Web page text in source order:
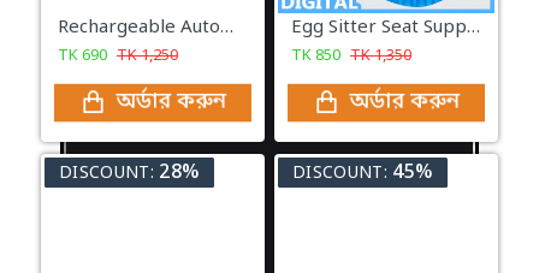
Rechargeable Automatic Water Dispenser
TK690 TK1,250
অর্ডার করুন
Egg Sitter Seat Support Cushion For Car & Chair
TK850 TK1,350
অর্ডার করুন
DISCOUNT: 28% DISCOUNT: 45%